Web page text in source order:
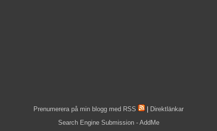
Prenumerera på min blogg med RSS
Direktlänkar
Search Engine Submission - AddMe